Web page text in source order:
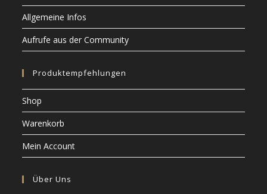
Allgemeine Infos
Aufrufe aus der Community
Produktempfehlungen
Shop
Warenkorb
Mein Account
Über Uns